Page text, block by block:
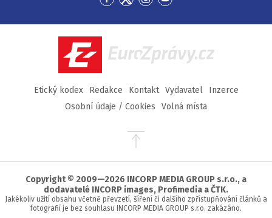
Přejít
Facebook
Přejít
Twitter
Přejít
Instagram
Přejít
YouTube
EuroZprávy.cz
Etický kodex Redakce Kontakt Vydavatel
Inzerce
Osobní údaje / Cookies
Volná místa
Přejít
stránky
Copyright © 2009—2026 INCORP MEDIA GROUP s.r.o., a
dodavatelé INCORP images, Profimedia a ČTK.
Jakékoliv užití obsahu včetně převzetí, šíření či dalšího zpřístupňování článků a
fotografií je bez souhlasu INCORP MEDIA GROUP s.r.o. zakázáno.